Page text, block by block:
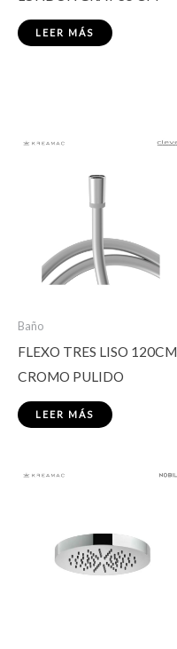
LEER MÁS
Baño
FLEXO TRES LISO 120CM
CROMO PULIDO
LEER MÁS